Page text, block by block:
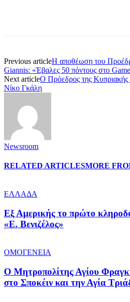
Previous articleΗ αποθέωση του
Giannis: «Έβαλες 50 πόντους στο
Next articleΟ Πρόεδρος της Κυπριακής
Νίκο Γκάλη
Newsroom
RELATED ARTICLESMORE
ΕΛΛΑΔΑ
Εξ Αμερικής το πρώτο
«Ε. Βενιζέλος»
ΟΜΟΓΕΝΕΙΑ
Ο Μητροπολίτης Αγίου
στο Σποκέιν και την Αγία